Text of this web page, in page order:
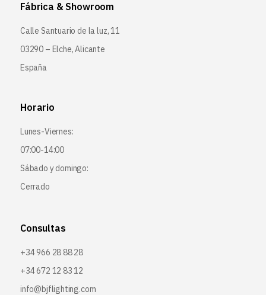
Fábrica & Showroom
Calle Santuario de la luz, 11
03290 – Elche, Alicante
España
Horario
Lunes-Viernes:
07:00-14:00
Sábado y domingo:
Cerrado
Consultas
+34 966 28 88 28
+34 672 12 83 12
info@bjflighting.com